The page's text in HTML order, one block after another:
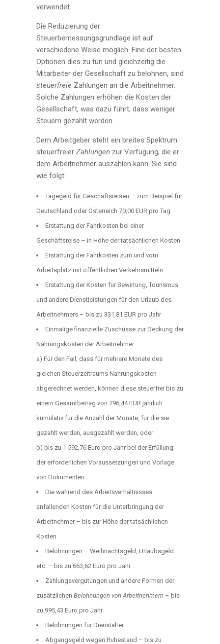
verwendet.
Die Reduzierung der
Steuerbemessungsgrundlage ist auf
verschiedene Weise möglich. Eine der besten
Optionen dies zu tun und gleichzeitig die
Mitarbeiter der Gesellschaft zu belohnen, sind
steuerfreie Zahlungen an die Arbeitnehmer.
Solche Zahlungen erhöhen die Kosten der
Gesellschaft, was dazu führt, dass weniger
Steuern gezahlt werden.
Dem Arbeitgeber steht ein breites Spektrum
steuerfreier Zahlungen zur Verfügung, die er
dem Arbeitnehmer auszahlen kann. Sie sind
wie folgt:
Tagegeld für Geschäftsreisen – zum Beispiel für
Deutschland oder Österreich 70,00 EUR pro Tag
Erstattung der Fahrkosten bei einer
Geschäftsreise – in Höhe der tatsächlichen Kosten
Erstattung der Fahrkosten zum und vom
Arbeitsplatz mit öffentlichen Verkehrsmitteln
Erstattung der Kosten für Bewirtung, Tourismus
und andere Dienstleistungen für den Urlaub des
Arbeitnehmers – bis zu 331,81 EUR pro Jahr
Einmalige finanzielle Zuschüsse zur Deckung der
Nahrungskosten der Arbeitnehmer:
a) Für den Fall, dass für mehrere Monate des
gleichen Steuerzeitraums Nahrungskosten
abgerechnet werden, können diese steuerfrei bis zu
einem Gesamtbetrag von 796,44 EUR jährlich
kumulativ für die Anzahl der Monate, für die sie
gezahlt werden, ausgezahlt werden, oder
b) bis zu 1.592,76 Euro pro Jahr bei der Erfüllung
der erforderlichen Voraussetzungen und Vorlage
von Dokumenten
Die während des Arbeitsverhältnisses
anfallenden Kosten für die Unterbringung der
Arbeitnehmer – bis zur Höhe der tatsächlichen
Kosten
Belohnungen – Weihnachtsgeld, Urlaubsgeld
etc. – bis zu 663,62 Euro pro Jahr
Zahlungsvergütungen und andere Formen der
zusätzlichen Belohnungen von Arbeitnehmern – bis
zu 995,43 Euro pro Jahr
Belohnungen für Dienstalter
Abgangsgeld wegen Ruhestand – bis zu